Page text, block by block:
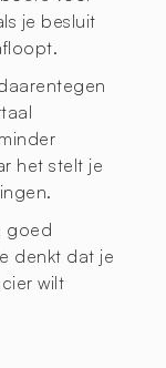
je besluit
het stelt je
goed
denkt dat je
wilt